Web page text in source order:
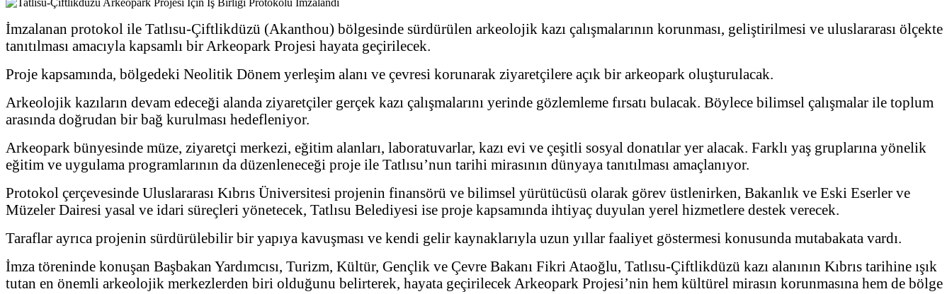
İmzalanan protokol ile Tatlısu-Çiftlikdüzü (Akanthou) bölgesinde sürdürülen arkeolojik kazı çalışmalarının korunması, geliştirilmesi ve uluslararası ölçekte
tanıtılması amacıyla kapsamlı bir Arkeopark Projesi hayata geçirilecek.
Proje kapsamında, bölgedeki Neolitik Dönem yerleşim alanı ve çevresi korunarak ziyaretçilere açık bir arkeopark oluşturulacak.
Arkeolojik kazıların devam edeceği alanda ziyaretçiler gerçek kazı çalışmalarını yerinde gözlemleme fırsatı bulacak. Böylece bilimsel çalışmalar ile toplum
arasında doğrudan bir bağ kurulması hedefleniyor.
Arkeopark bünyesinde müze, ziyaretçi merkezi, eğitim alanları, laboratuvarlar, kazı evi ve çeşitli sosyal donatılar yer alacak. Farklı yaş gruplarına yönelik
eğitim ve uygulama programlarının da düzenleneceği proje ile Tatlısu’nun tarihi mirasının dünyaya tanıtılması amaçlanıyor.
Protokol çerçevesinde Uluslararası Kıbrıs Üniversitesi projenin finansörü ve bilimsel yürütücüsü olarak görev üstlenirken, Bakanlık ve Eski Eserler ve
Müzeler Dairesi yasal ve idari süreçleri yönetecek, Tatlısu Belediyesi ise proje kapsamında ihtiyaç duyulan yerel hizmetlere destek verecek.
Taraflar ayrıca projenin sürdürülebilir bir yapıya kavuşması ve kendi gelir kaynaklarıyla uzun yıllar faaliyet göstermesi konusunda mutabakata vardı.
İmza töreninde konuşan Başbakan Yardımcısı, Turizm, Kültür, Gençlik ve Çevre Bakanı Fikri Ataoğlu, Tatlısu-Çiftlikdüzü kazı alanının Kıbrıs tarihine ışık
tutan en önemli arkeolojik merkezlerden biri olduğunu belirterek, hayata geçirilecek Arkeopark Projesi’nin hem kültürel mirasın korunmasına hem de bölge